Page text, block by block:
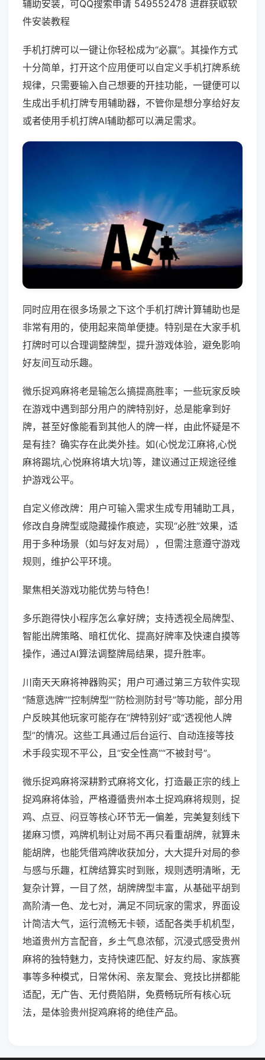
辅助安装，可QQ搜索申请 549552478 进群获取软
件安装教程
手机打牌可以一键让你轻松成为“必赢”。其操作方式
十分简单，打开这个应用便可以自定义手机打牌系统
规律，只需要输入自己想要的开挂功能，一键便可以
生成出手机打牌专用辅助器，不管你是想分享给好友
或者使用手机打牌AI辅助都可以满足需求。
同时应用在很多场景之下这个手机打牌计算辅助也是
非常有用的，使用起来简单便捷。特别是在大家手机
打牌时可以合理调整牌型，提升游戏体验，避免影响
好友间互动乐趣。
微乐捉鸡麻将老是输怎么搞提高胜率；一些玩家反映
在游戏中遇到部分用户的牌特别好，总是能拿到好
牌，甚至好像能看到其他人的牌一样，由此怀疑是不
是有挂？确实存在此类外挂。如(心悦龙江麻将,心悦
麻将踢坑,心悦麻将填大坑)等，建议通过正规途径维
护游戏公平。
自定义修改牌：用户可输入需求生成专用辅助工具，
修改自身牌型或隐藏操作痕迹，实现“必胜”效果，适
用于多种场景（如与好友对局），但需注意遵守游戏
规则，维护公平环境。
聚焦相关游戏功能优势与特色！
多乐跑得快小程序怎么拿好牌；支持透视全局牌型、
智能出牌策略、暗杠优化、提高好牌率及快速自摸等
操作，通过AI算法调整牌局结果，提升胜率。
川南天天麻将神器购买；用户可通过第三方软件实现
“随意选牌”“控制牌型”“防检测防封号”等功能，部分用
户反映其他玩家可能存在“牌特别好”或“透视他人牌
型”的情况。这些工具通过后台运行、自动连接等技
术手段实现不平公，且“安全性高”“不被封号”。
微乐捉鸡麻将深耕黔式麻将文化，打造最正宗的线上
捉鸡麻将体验，严格遵循贵州本土捉鸡麻将规则，捉
鸡、点豆、闷豆等核心环节无一偏差，完美复刻线下
搓麻习惯，鸡牌机制让对局不再只看重胡牌，就算未
能胡牌，也能凭借鸡牌收获加分，大大提升对局的参
与感与乐趣，杠牌结算实时到账，规则透明清晰，无
复杂计算，一目了然，胡牌牌型丰富，从基础平胡到
高阶清一色、龙七对，满足不同玩家的需求，界面设
计简洁大气，运行流畅无卡顿，适配各类手机机型，
地道贵州方言配音，乡土气息浓郁，沉浸式感受贵州
麻将的独特魅力，支持快速匹配、好友约局、家族赛
事等多种模式，日常休闲、亲友聚会、竞技比拼都能
适配，无广告、无付费陷阱，免费畅玩所有核心玩
法，是体验贵州捉鸡麻将的绝佳产品。